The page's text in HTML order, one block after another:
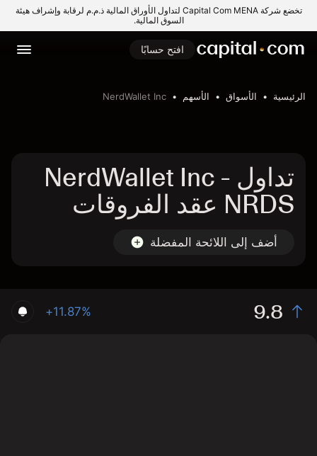
تخضع شركة Capital Com MENA لتداول الأوراق المالية ذ.م.م لرقابة وإشراف هيئة
السوق المالية.
افتح حسابًا
الرئيسية الأسواق الأسهم NerdWallet Inc
تداول NerdWallet Inc -
NRDS عقد الفروقات
أضف إلى اللائحة المفضلة
9.8
+11.87%